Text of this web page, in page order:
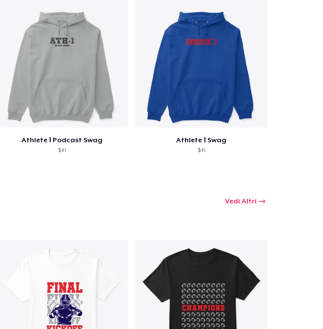
Athlete 1 Podcast Swag
$41
Athlete 1 Swag
$41
Vedi Altri
Vai al tuo carrello